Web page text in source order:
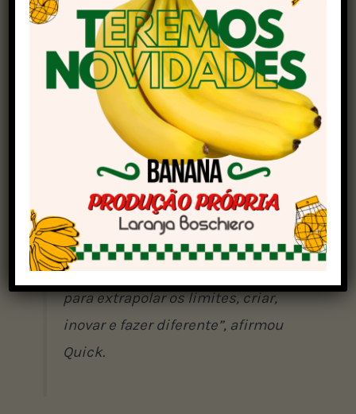
tecnológicas baseadas em insumos da floresta.
Durante a abertura do evento, Bruno Quick,
diretor técnico do Sebrae Nacional, destacou o
potencial da região e a importância de pensar
“A gente tem que pensar grande.
Pensar pequeno dá o mesmo
trabalho. Então, vamos pensar
grande, ter mais entusiasmo
para extrapolar os limites, criar,
inovar e fazer diferente”, afirmou
Quick.